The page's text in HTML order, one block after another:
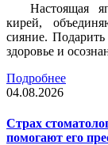
Настоящая
кирей,
сияние. Подарить
здоровье и
Подробнее
04.08.2026
Страх
помогают его